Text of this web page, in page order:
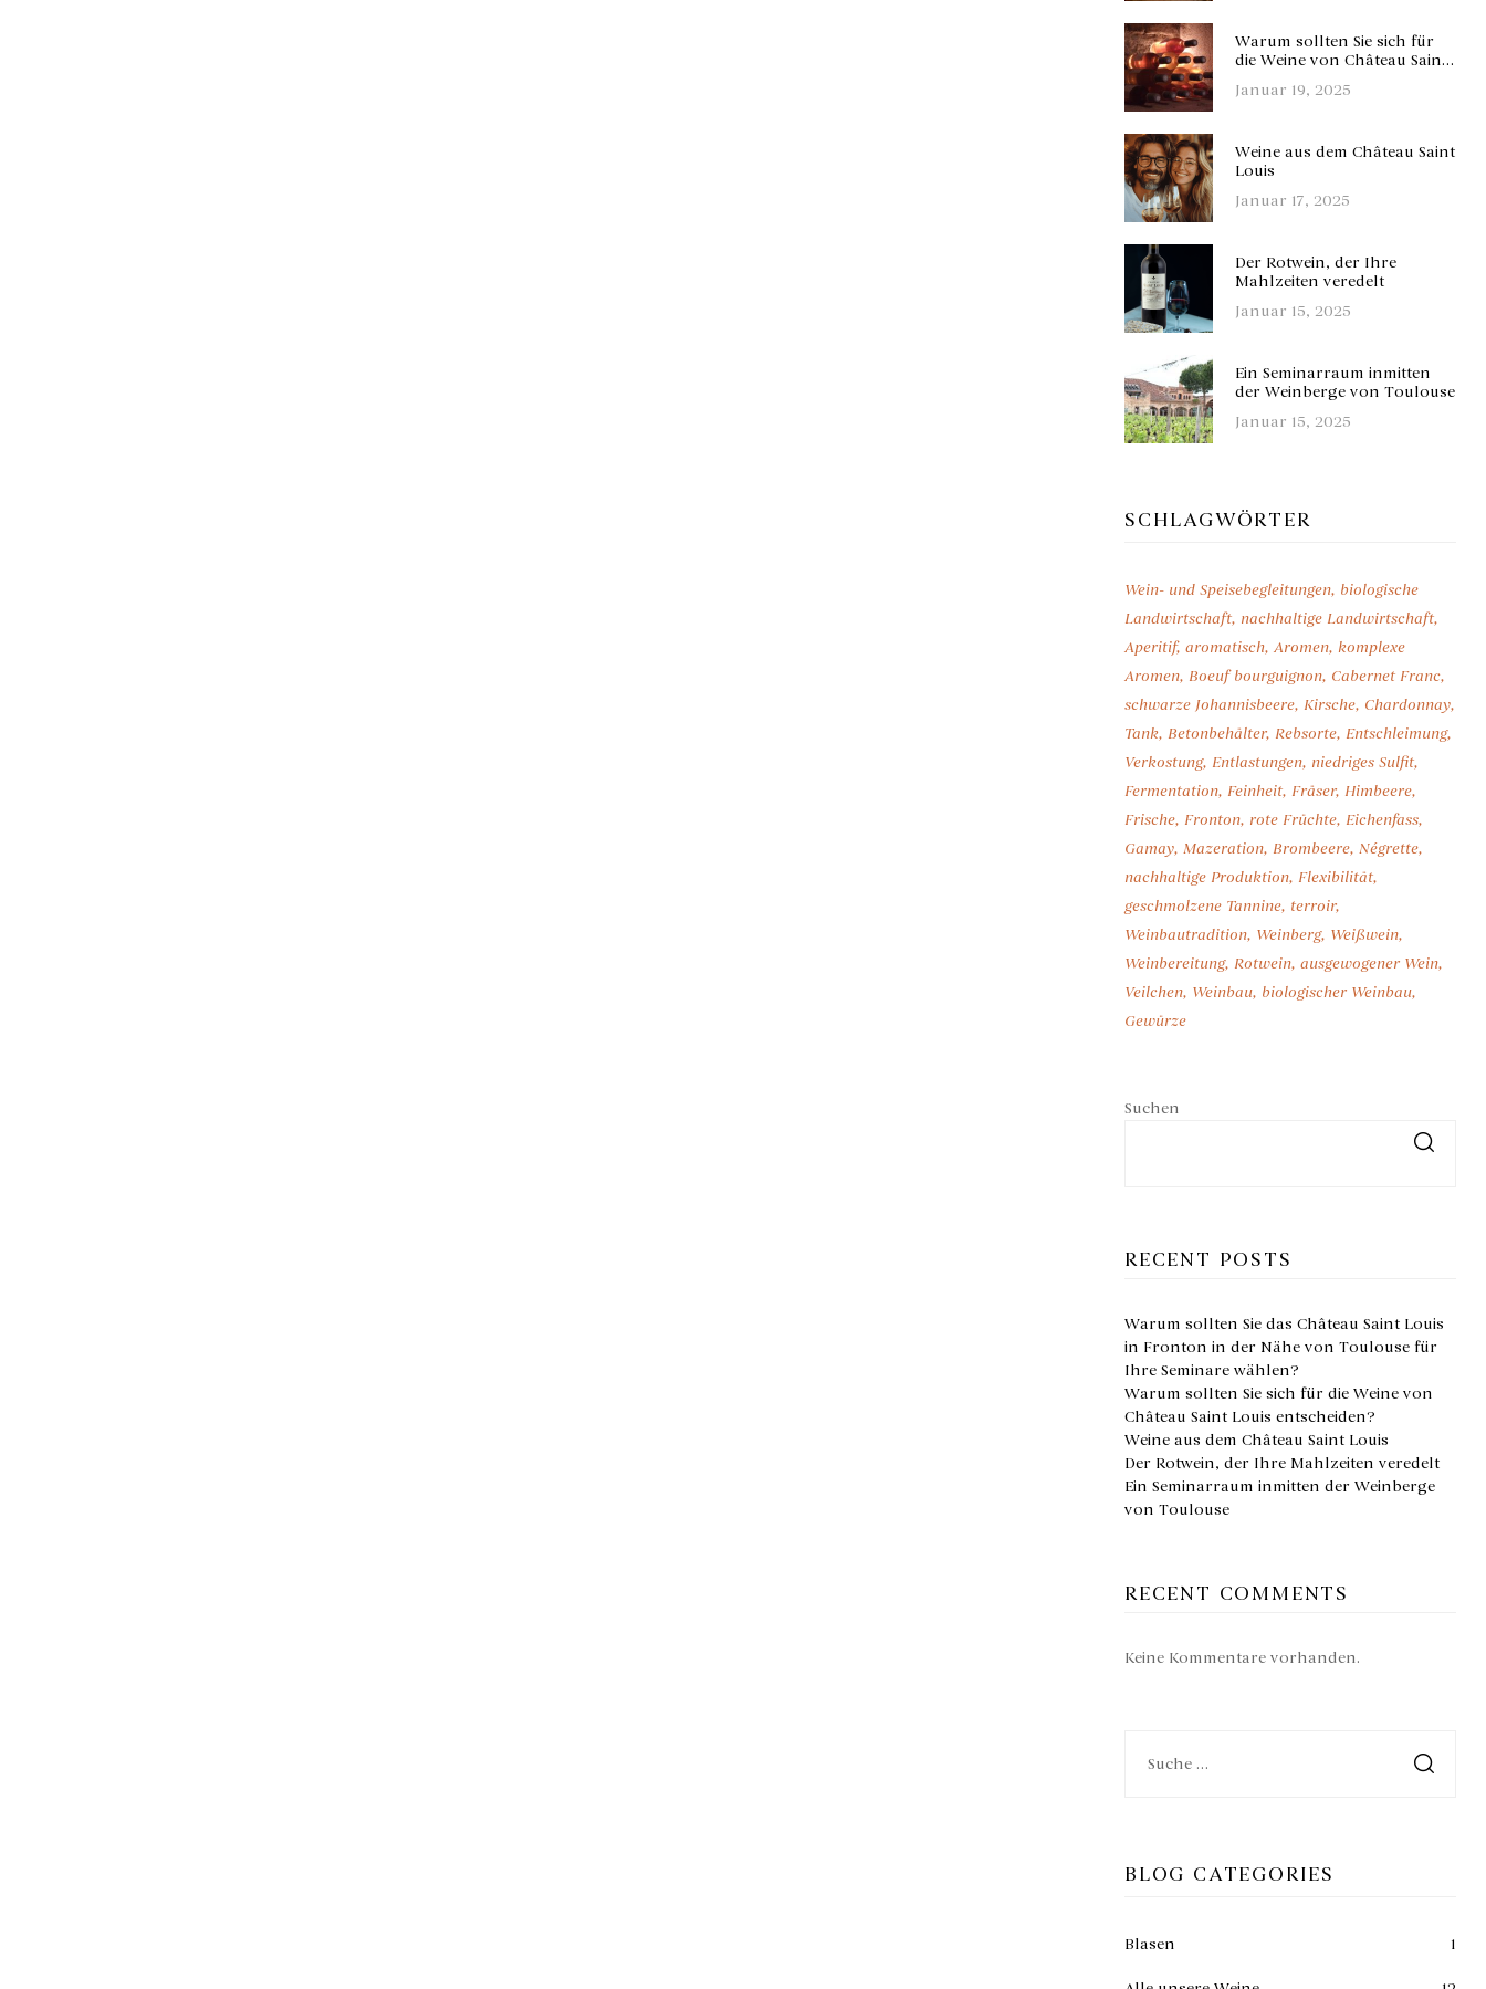
Warum sollten Sie sich für
die Weine von Château Saint
Januar 19, 2025
Weine aus dem Château Saint
Louis
Januar 17, 2025
Der Rotwein, der Ihre
Mahlzeiten veredelt
Januar 15, 2025
Ein Seminarraum inmitten
der Weinberge von Toulouse
Januar 15, 2025
SCHLAGWÖRTER
Wein- und Speisebegleitungen biologische
Landwirtschaft nachhaltige Landwirtschaft
Aperitif aromatisch Aromen komplexe
Aromen Boeuf bourguignon Cabernet Franc
schwarze Johannisbeere Kirsche Chardonnay
Tank Betonbehälter Rebsorte Entschleimung
Verkostung Entlastungen niedriges Sulfit
Fermentation Feinheit Fräser Himbeere
Frische Fronton rote Früchte Eichenfass
Gamay Mazeration Brombeere Négrette
nachhaltige Produktion Flexibilität
geschmolzene Tannine terroir
Weinbautradition Weinberg Weißwein
Weinbereitung Rotwein ausgewogener Wein
Veilchen Weinbau biologischer Weinbau
Gewürze
Suchen
RECENT POSTS
Warum sollten Sie das Château Saint Louis
in Fronton in der Nähe von Toulouse für
Ihre Seminare wählen?
Warum sollten Sie sich für die Weine von
Château Saint Louis entscheiden?
Weine aus dem Château Saint Louis
Der Rotwein, der Ihre Mahlzeiten veredelt
Ein Seminarraum inmitten der Weinberge
von Toulouse
RECENT COMMENTS
Keine Kommentare vorhanden.
BLOG CATEGORIES
Blasen 1